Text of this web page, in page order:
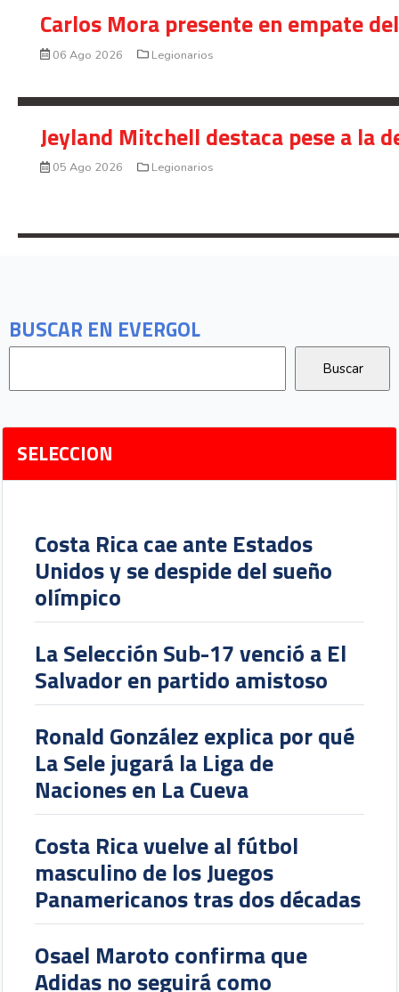
BUSCAR EN EVERGOL
SELECCION
Costa Rica cae ante Estados
Unidos y se despide del sueño
olímpico
La Selección Sub-17 venció a El
Salvador en partido amistoso
Ronald González explica por qué
La Sele jugará la Liga de
Naciones en La Cueva
Costa Rica vuelve al fútbol
masculino de los Juegos
Panamericanos tras dos décadas
Osael Maroto confirma que
Adidas no seguirá como
Carlos Mora presente en empate
06 Ago 2026 Legionarios
Jeyland Mitchell destaca pese a la
05 Ago 2026 Legionarios